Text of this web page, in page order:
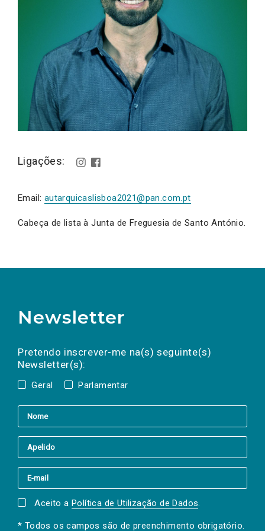
Ligações:
Email: autarquicaslisboa2021@pan.com.pt
Cabeça de lista à Junta de Freguesia de Santo António.
Newsletter
Pretendo inscrever-me na(s) seguinte(s)
Newsletter(s):
Geral Parlamentar
a(s) newsletter(s).
mail
Aceito a Política de Utilização de Dados.
* Todos os campos são de preenchimento obrigatório.